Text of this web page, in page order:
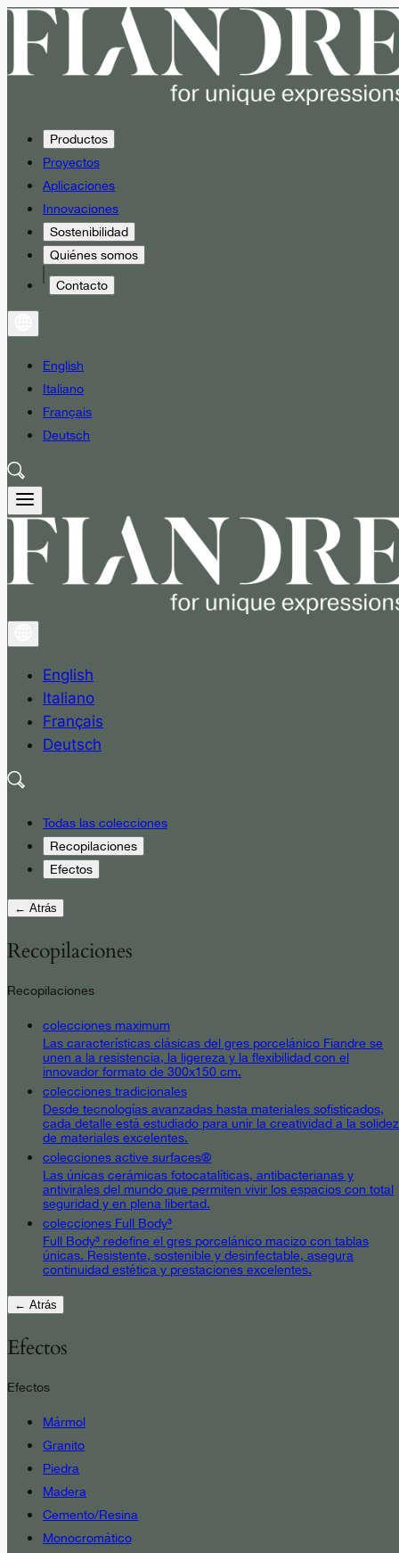
Productos
Proyectos
Aplicaciones
Innovaciones
Sostenibilidad
Quiénes somos
Contacto
English
Italiano
Français
Deutsch
English
Italiano
Français
Deutsch
Todas las colecciones
Recopilaciones
Efectos
← Atrás
Recopilaciones
Recopilaciones
colecciones maximum
Las características clásicas del gres porcelánico Fiandre se
unen a la resistencia, la ligereza y la flexibilidad con el
innovador formato de 300x150 cm.
colecciones tradicionales
Desde tecnologías avanzadas hasta materiales sofisticados,
cada detalle está estudiado para unir la creatividad a la solidez
de materiales excelentes.
colecciones active surfaces®
Las únicas cerámicas fotocatalíticas, antibacterianas y
antivirales del mundo que permiten vivir los espacios con total
seguridad y en plena libertad.
colecciones Full Body³
Full Body³ redefine el gres porcelánico macizo con tablas
únicas. Resistente, sostenible y desinfectable, asegura
continuidad estética y prestaciones excelentes.
← Atrás
Efectos
Efectos
Mármol
Granito
Piedra
Madera
Cemento/Resina
Monocromático